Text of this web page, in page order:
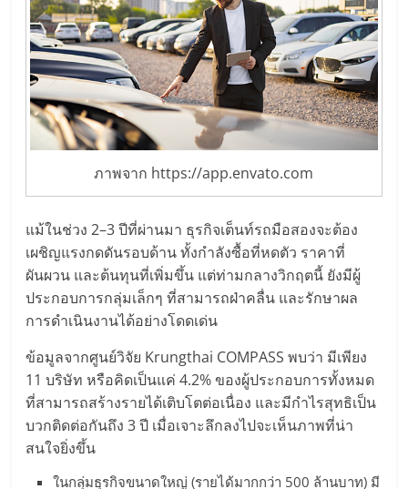
ภาพจาก https://app.envato.com
แม้ในช่วง 2–3 ปีที่ผ่านมา ธุรกิจเต็นท์รถมือสองจะต้อง
เผชิญแรงกดดันรอบด้าน ทั้งกำลังซื้อที่หดตัว ราคาที่
ผันผวน และต้นทุนที่เพิ่มขึ้น แต่ท่ามกลางวิกฤตนี้ ยังมีผู้
ประกอบการกลุ่มเล็กๆ ที่สามารถฝ่าคลื่น และรักษาผล
การดำเนินงานได้อย่างโดดเด่น
ข้อมูลจากศูนย์วิจัย Krungthai COMPASS พบว่า มีเพียง
11 บริษัท หรือคิดเป็นแค่ 4.2% ของผู้ประกอบการทั้งหมด
ที่สามารถสร้างรายได้เติบโตต่อเนื่อง และมีกำไรสุทธิเป็น
บวกติดต่อกันถึง 3 ปี เมื่อเจาะลึกลงไปจะเห็นภาพที่น่า
สนใจยิ่งขึ้น
ในกลุ่มธุรกิจขนาดใหญ่ (รายได้มากกว่า 500 ล้านบาท) มี